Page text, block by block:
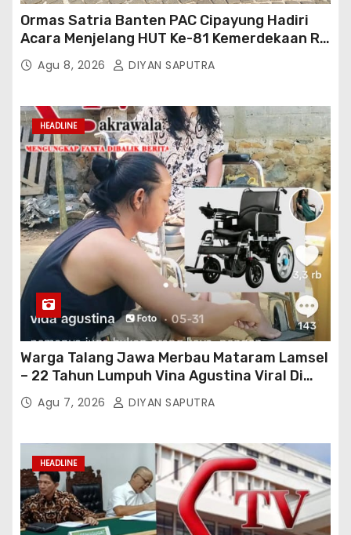
Ormas Satria Banten PAC Cipayung Hadiri
Acara Menjelang HUT Ke-81 Kemerdekaan RI
Di Silang Monas
Agu 8, 2026 DIYAN SAPUTRA
HEADLINE
Warga Talang Jawa Merbau Mataram Lamsel
– 22 Tahun Lumpuh Vina Agustina Viral Di
Tiktok Inginkan Kursi Roda Listrik, Kepala
Perwakilan Provinsi Lampung Media
Bertindak
Agu 7, 2026 DIYAN SAPUTRA
HEADLINE